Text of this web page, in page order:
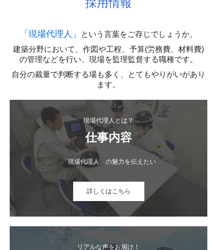
「現場代理人」
という言葉をご存じでしょうか。
建築分野において、作図や工程、予算(労務費、材料費)
の管理などを行い、現場を監理監督する職種です。
自分の裁量で判断する場も多く、とてもやりがいがあり
ます。
現場代理人とは？
仕事内容
「現場代理人」の魅力を伝えたい
詳しくはこちら
リアルな声をお届け！